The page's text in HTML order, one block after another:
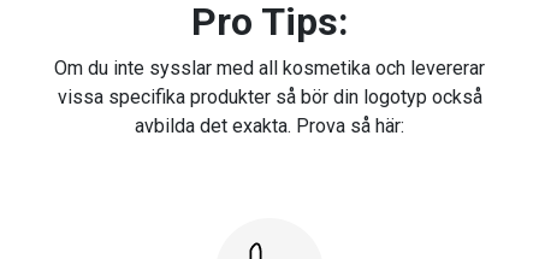
Pro Tips:
Om du inte sysslar med all kosmetika och levererar
vissa specifika produkter så bör din logotyp också
avbilda det exakta. Prova så här: